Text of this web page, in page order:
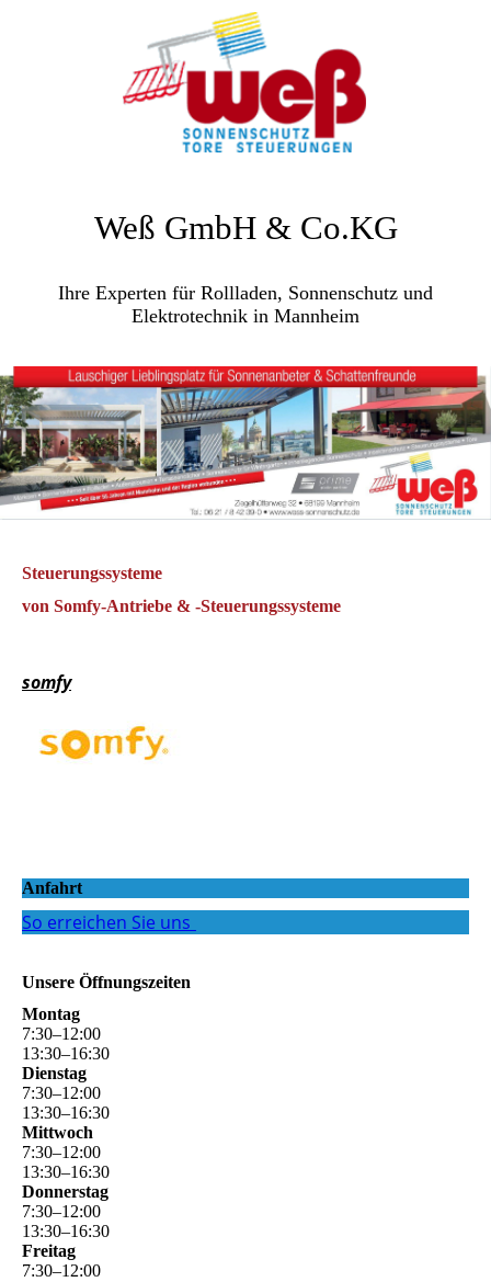
Weß GmbH & Co.KG
Ihre Experten für Rollladen, Sonnenschutz und
Elektrotechnik in Mannheim
Steuerungssysteme
von Somfy-Antriebe & -Steuerungssysteme
somfy
Anfahrt
So erreichen Sie uns
Unsere Öffnungszeiten
Montag
7:30–12:00
13:30–16:30
Dienstag
7:30–12:00
13:30–16:30
Mittwoch
7:30–12:00
13:30–16:30
Donnerstag
7:30–12:00
13:30–16:30
Freitag
7:30–12:00